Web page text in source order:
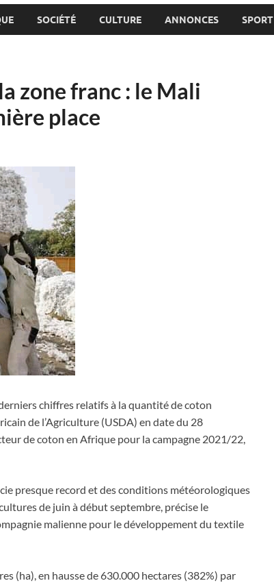
SOCIÉTÉ CULTURE ANNONCES SPORT
zone franc : le Mali
place
chiffres relatifs à la quantité de coton
de l’Agriculture (USDA) en date du 28
de coton en Afrique pour la campagne 2021/22,
presque record et des conditions météorologiques
de juin à début septembre, précise le
malienne pour le développement du textile
(ha), en hausse de 630.000 hectares (382%) par